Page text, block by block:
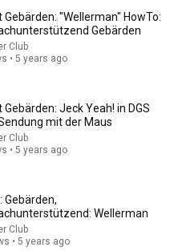
Glühn (Hans) | Blind Auditions |
Gebärden: "Wellerman" HowTo:
Gebärden
Club
• 5 years ago
Gebärden: Jeck Yeah! in DGS
mit der Maus
Club
• 5 years ago
Gebärden,
Wellerman
Club
• 5 years ago